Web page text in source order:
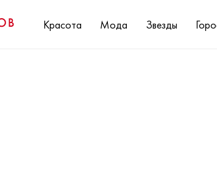
Красота Мода Звезды